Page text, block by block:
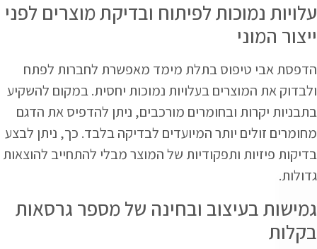
עלויות נמוכות לפיתוח ובדיקת מוצרים לפני
ייצור המוני
הדפסת אבי טיפוס בתלת מימד מאפשרת לחברות לפתח
ולבדוק את המוצרים בעלויות נמוכות יחסית. במקום להשקיע
בתבניות יקרות ובחומרים מורכבים, ניתן להדפיס את הדגם
מחומרים זולים יותר המיועדים לבדיקה בלבד. כך, ניתן לבצע
בדיקות פיזיות ותפקודיות של המוצר מבלי להתחייב להוצאות
גדולות.
גמישות בעיצוב ובחינה של מספר גרסאות
בקלות